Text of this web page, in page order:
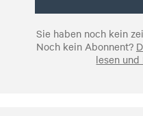
Sie haben noch kein
Noch kein Abonnent?
lesen